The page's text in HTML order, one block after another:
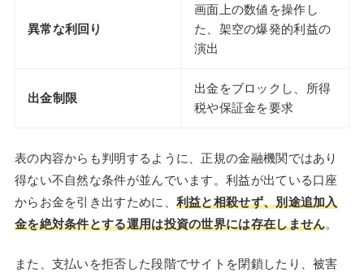
異常な利回り
画面上の数値を操作し
た、架空の爆発的利益の
演出
出金制限
出金をブロックし、所得
税や保証金を要求
表の内容からも判明するように、正規の金融機関ではあり
得ない不自然な条件が並んでいます。利益が出ている口座
からお金を引き出すために、 利益と相殺せず、別途追加入
金を絶対条件とする運用は投資の世界には存在しません。
また、支払いを拒否した段階でサイトを閉鎖したり、被害